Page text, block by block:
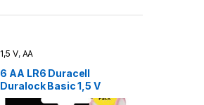
1,5 V, AA
6 AA LR6 Duracell
Duralock Basic 1,5 V
alkaliparisto blister